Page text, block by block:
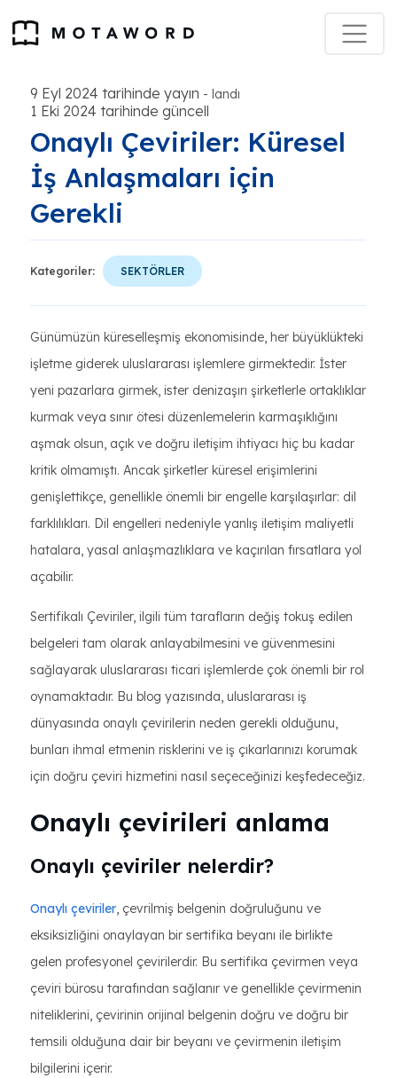
9 Eyl 2024 tarihinde yayın - landı
1 Eki 2024 tarihinde güncell
Onaylı Çeviriler: Küresel
İş Anlaşmaları için
Gerekli
Kategoriler: SEKTÖRLER
Günümüzün küreselleşmiş ekonomisinde, her büyüklükteki
işletme giderek uluslararası işlemlere girmektedir. İster
yeni pazarlara girmek, ister denizaşırı şirketlerle ortaklıklar
kurmak veya sınır ötesi düzenlemelerin karmaşıklığını
aşmak olsun, açık ve doğru iletişim ihtiyacı hiç bu kadar
kritik olmamıştı. Ancak şirketler küresel erişimlerini
genişlettikçe, genellikle önemli bir engelle karşılaşırlar: dil
farklılıkları. Dil engelleri nedeniyle yanlış iletişim maliyetli
hatalara, yasal anlaşmazlıklara ve kaçırılan fırsatlara yol
açabilir.
Sertifikalı Çeviriler, ilgili tüm tarafların değiş tokuş edilen
belgeleri tam olarak anlayabilmesini ve güvenmesini
sağlayarak uluslararası ticari işlemlerde çok önemli bir rol
oynamaktadır. Bu blog yazısında, uluslararası iş
dünyasında onaylı çevirilerin neden gerekli olduğunu,
bunları ihmal etmenin risklerini ve iş çıkarlarınızı korumak
için doğru çeviri hizmetini nasıl seçeceğinizi keşfedeceğiz.
Onaylı çevirileri anlama
Onaylı çeviriler nelerdir?
Onaylı çeviriler, çevrilmiş belgenin doğruluğunu ve
eksiksizliğini onaylayan bir sertifika beyanı ile birlikte
gelen profesyonel çevirilerdir. Bu sertifika çevirmen veya
çeviri bürosu tarafından sağlanır ve genellikle çevirmenin
niteliklerini, çevirinin orijinal belgenin doğru ve doğru bir
temsili olduğuna dair bir beyanı ve çevirmenin iletişim
bilgilerini içerir.